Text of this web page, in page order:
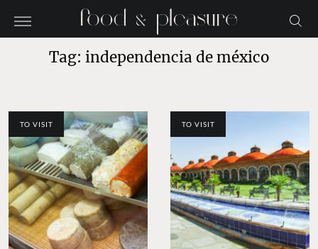
Tag: independencia de méxico
TO VISIT TO VISIT